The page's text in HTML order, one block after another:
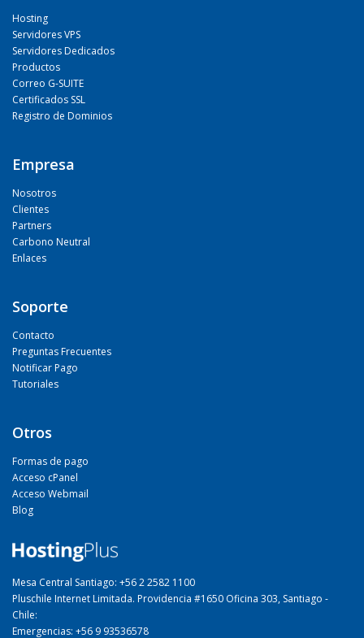
Hosting
Servidores VPS
Servidores Dedicados
Productos
Correo G-SUITE
Certificados SSL
Registro de Dominios
Empresa
Nosotros
Clientes
Partners
Carbono Neutral
Enlaces
Soporte
Contacto
Preguntas Frecuentes
Notificar Pago
Tutoriales
Otros
Formas de pago
Acceso cPanel
Acceso Webmail
Blog
Mesa Central Santiago: +56 2 2582 1100
Pluschile Internet Limitada. Providencia #1650 Oficina 303, Santiago -
Chile:
Emergencias: +56 9 93536578